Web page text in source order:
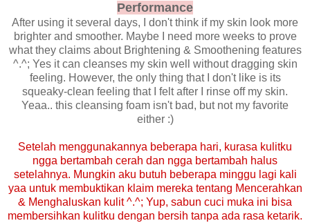
Performance
After using it several days, I don't think if my skin look more
brighter and smoother. Maybe I need more weeks to prove
what they claims about Brightening & Smoothening features
^.^; Yes it can cleanses my skin well without dragging skin
feeling. However, the only thing that I don't like is its
squeaky-clean feeling that I felt after I rinse off my skin.
Yeaa.. this cleansing foam isn't bad, but not my favorite
either :)
Setelah menggunakannya beberapa hari, kurasa kulitku
ngga bertambah cerah dan ngga bertambah halus
setelahnya. Mungkin aku butuh beberapa minggu lagi kali
yaa untuk membuktikan klaim mereka tentang Mencerahkan
& Menghaluskan kulit ^.^; Yup, sabun cuci muka ini bisa
membersihkan kulitku dengan bersih tanpa ada rasa ketarik.